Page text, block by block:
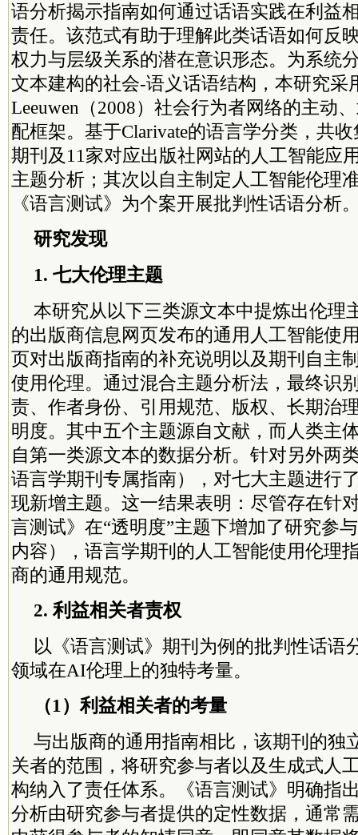
语分析揭示指南如何通过话语实践在利益
责任。该范式有助于理解此类话语如何反
权力与层级关系的潜在意识形态。为系统
文本建构的社会-语义话语结构，本研究采
Leeuwen（2008）社会行为者网络的主动
配框架。基于Clarivate的语言学分类，共
期刊及11家对应出版社网站的人工智能应
主题分析；其次以自主制定人工智能伦理
《语言测试》为个案开展批判性话语分析
研究发现
1. 七大伦理主题
本研究从以下三类源文本中提炼出伦理
的出版商信息网页发布的通用人工智能使
页对出版商指南的补充说明以及期刊自主
使用伦理。通过混合主题分析法，最终识
责、作者身份、引用规范、版权、长期治
明度。其中五个主题源自文献，而人类主
自第一类源文本的数据分析。针对另外两
语言学期刊专属指南），对七大主题进行
现新增主题。这一结果表明：尽管存在针
言测试》在“透明度”主题下增加了研究参
内容），语言学期刊的人工智能使用伦理
商的通用规范。
2. 利益相关者责权
以《语言测试》期刊为例的批判性话语
领域在AI伦理上的独特考量。
（1）利益相关者的考量
与出版商的通用指南相比，该期刊的独
关者的范围，将研究参与者以及生成式人
构纳入了责任体系。《语言测试》明确指
分析由研究参与者提供的定性数据，通常